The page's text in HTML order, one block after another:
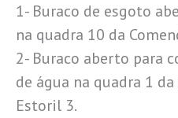
1- Buraco de esgoto
na quadra 10 da
2- Buraco aberto para
de água na quadra 1
Estoril 3.